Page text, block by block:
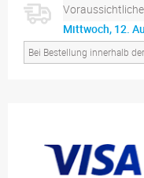
Mittwoch, 12.
Bei Bestellung innerhalb